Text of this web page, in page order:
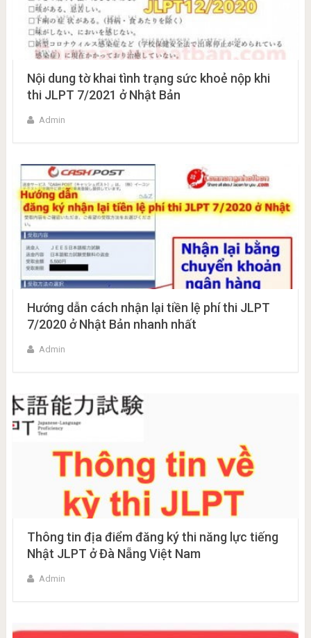
Nội dung tờ khai tình trạng sức khoẻ nộp khi
thi JLPT 7/2021 ở Nhật Bản
Admin
Hướng dẫn cách nhận lại tiền lệ phí thi JLPT
7/2020 ở Nhật Bản nhanh nhất
Admin
Thông tin địa điểm đăng ký thi năng lực tiếng
Nhật JLPT ở Đà Nẵng Việt Nam
Admin